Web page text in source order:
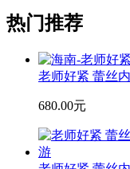
热门推荐
老师好紧 蕾丝
680.00元